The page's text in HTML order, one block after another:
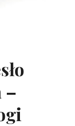
–